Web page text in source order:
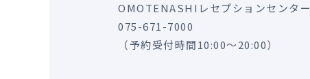
OMOTENASHIレセプションセンター
075-671-7000
（予約受付時間10:00～20:00）